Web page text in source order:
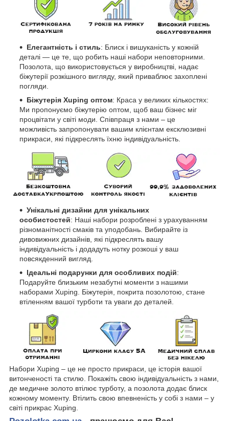
Елегантність і стиль: Блиск і вишуканість у кожній
деталі — це те, що робить наші набори неповторними.
Позолота, що використовується у виробництві, надає
біжутерії розкішного вигляду, який приваблює захоплені
погляди.
Біжутерія Xuping оптом: Краса у великих кількостях:
Ми пропонуємо біжутерію оптом, щоб ваш бізнес міг
процвітати у світі моди. Співпраця з нами – це
можливість запропонувати вашим клієнтам ексклюзивні
прикраси, які підкреслять їхню індивідуальність.
Унікальні дизайни для унікальних
особистостей: Наші набори розроблені з урахуванням
різноманітності смаків та уподобань. Вибирайте із
дивовижних дизайнів, які підкреслять вашу
індивідуальність і додадуть нотку розкоші у ваш
повсякденний вигляд.
Ідеальні подарунки для особливих подій:
Подаруйте близьким незабутні моменти з нашими
наборами Xuping. Біжутерія, покрита позолотою, стане
втіленням вашої турботи та уваги до деталей.
Набори Xuping – це не просто прикраси, це історія вашої
витонченості та стилю. Покажіть свою індивідуальність з нами,
де медичне золото втілює турботу, а позолота додає блиск
кожному моменту. Втілить свою впевненість у собі з нами – у
світі прикрас Xuping.